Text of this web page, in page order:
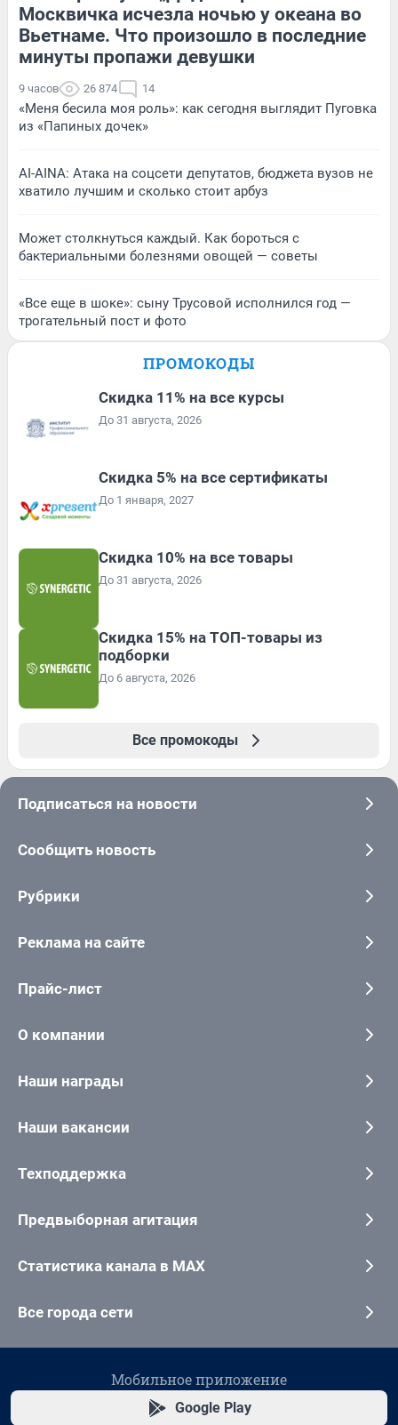
Москвичка исчезла ночью у океана во
Вьетнаме. Что произошло в последние
минуты пропажи девушки
9 часов 26 874 14
«Меня бесила моя роль»: как сегодня выглядит Пуговка
из «Папиных дочек»
AI-AINA: Атака на соцсети депутатов, бюджета вузов не
хватило лучшим и сколько стоит арбуз
Может столкнуться каждый. Как бороться с
бактериальными болезнями овощей — советы
«Все еще в шоке»: сыну Трусовой исполнился год —
трогательный пост и фото
ПРОМОКОДЫ
Скидка 11% на все курсы
До 31 августа, 2026
Скидка 5% на все сертификаты
До 1 января, 2027
Скидка 10% на все товары
До 31 августа, 2026
Скидка 15% на ТОП-товары из
подборки
До 6 августа, 2026
Все промокоды
Подписаться на новости
Сообщить новость
Рубрики
Реклама на сайте
Прайс-лист
О компании
Наши награды
Наши вакансии
Техподдержка
Предвыборная агитация
Статистика канала в MAX
Все города сети
Мобильное приложение
Google Play